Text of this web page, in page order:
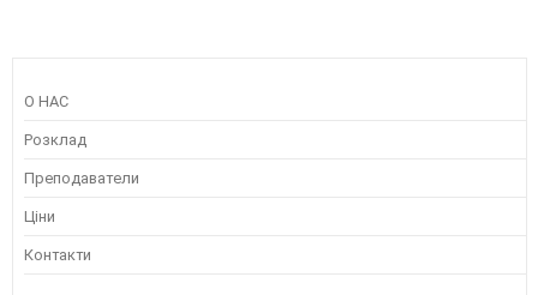
О НАС
Розклад
Преподаватели
Ціни
Контакти